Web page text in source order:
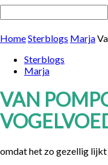
HomeSterblogs Marja
Sterblogs
Marja
VAN
omdat het zo gezellig lijkt